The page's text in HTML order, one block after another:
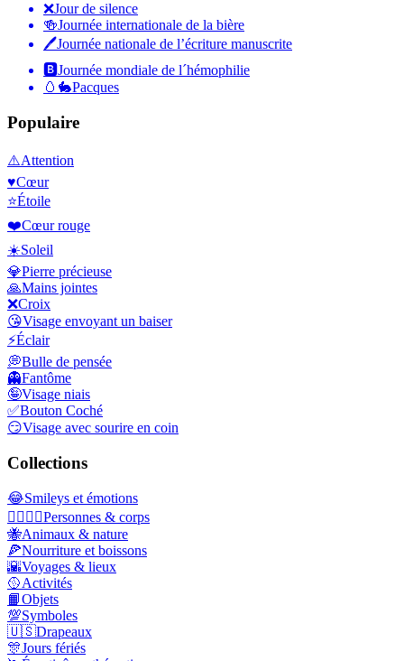
❌Jour de silence
🍻Journée internationale de la bière
🖊Journée nationale de l’écriture manuscrite
🅱️Journée mondiale de l´hémophilie
🥚🐇Pacques
Populaire
⚠️Attention
♥️Cœur
⭐Étoile
❤️Cœur rouge
☀️Soleil
💎Pierre précieuse
🙏Mains jointes
❌Croix
😘Visage envoyant un baiser
⚡Éclair
💭Bulle de pensée
👻Fantôme
🤪Visage niais
✅Bouton Coché
😏Visage avec sourire en coin
Collections
😂Smileys et émotions
👩‍❤️‍💋‍👨Personnes & corps
🐝Animaux & nature
🍕Nourriture et boissons
🌇Voyages & lieux
🥎Activités
📙Objets
💯Symboles
🇺🇸Drapeaux
🎊Jours fériés